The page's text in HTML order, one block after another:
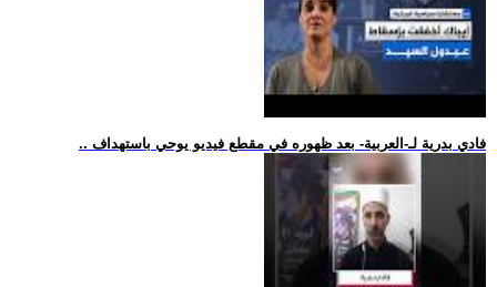
.. فادي بدرية لـ-العربية- بعد ظهوره في مقطع فيديو يوحي باستهداف